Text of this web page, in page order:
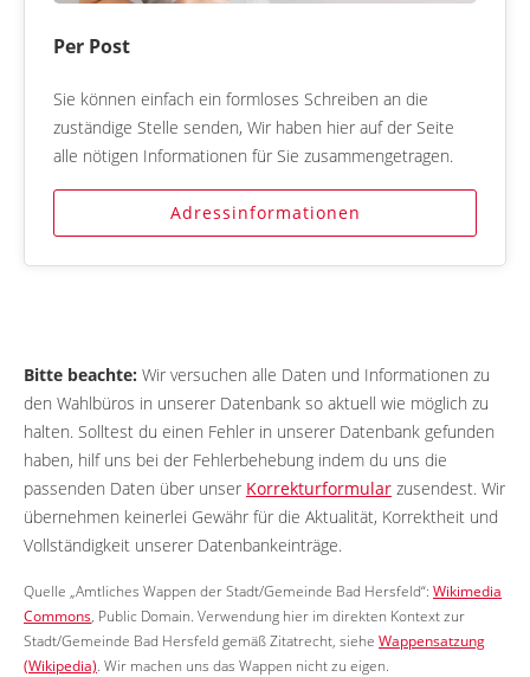
Per Post
Sie können einfach ein formloses Schreiben an die
zuständige Stelle senden, Wir haben hier auf der Seite
alle nötigen Informationen für Sie zusammengetragen.
Adressinformationen
Bitte beachte: Wir versuchen alle Daten und Informationen zu
den Wahlbüros in unserer Datenbank so aktuell wie möglich zu
halten. Solltest du einen Fehler in unserer Datenbank gefunden
haben, hilf uns bei der Fehlerbehebung indem du uns die
passenden Daten über unser Korrekturformular zusendest. Wir
übernehmen keinerlei Gewähr für die Aktualität, Korrektheit und
Vollständigkeit unserer Datenbankeinträge.
Quelle „Amtliches Wappen der Stadt/Gemeinde Bad Hersfeld“: Wikimedia
Commons, Public Domain. Verwendung hier im direkten Kontext zur
Stadt/Gemeinde Bad Hersfeld gemäß Zitatrecht, siehe Wappensatzung
(Wikipedia). Wir machen uns das Wappen nicht zu eigen.